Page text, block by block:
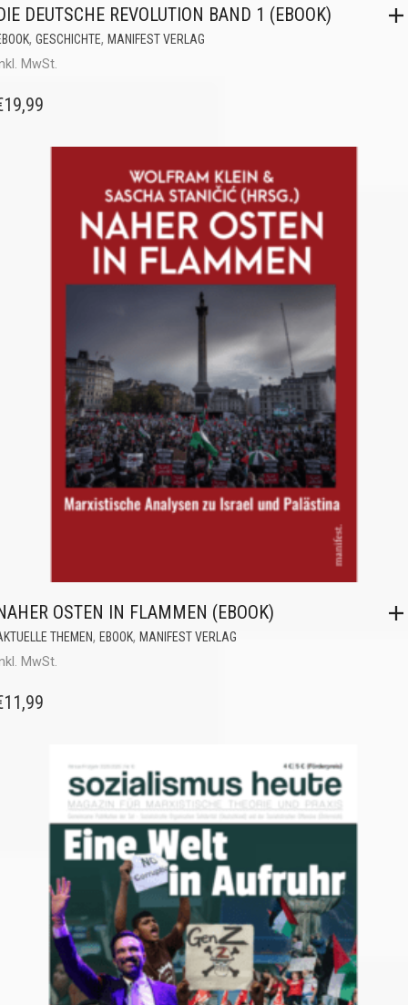
DEUTSCHE REVOLUTION BAND 1 (EBOOK)
, GESCHICHTE, MANIFEST VERLAG
MwSt.
19,99
OSTEN IN FLAMMEN (EBOOK)
THEMEN, EBOOK, MANIFEST VERLAG
MwSt.
11,99